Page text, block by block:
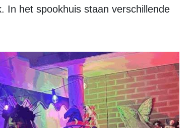
In het spookhuis staan verschillende